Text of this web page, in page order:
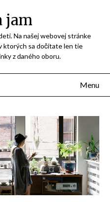
jam
Na našej webovej stránke
ktorých sa dočítate len tie
z daného oboru.
Menu